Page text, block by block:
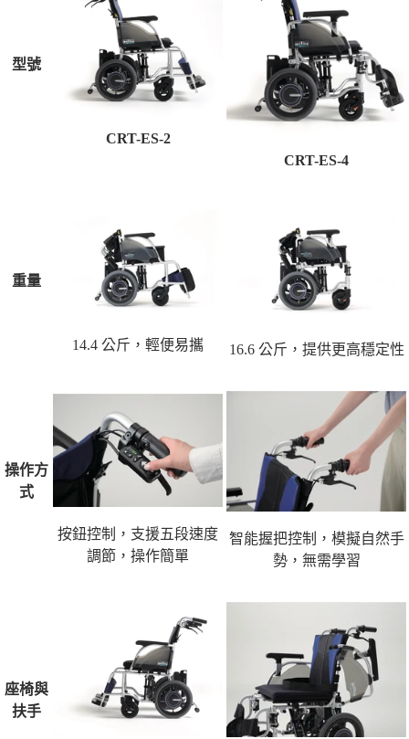
型號
CRT-ES-2
CRT-ES-4
重量
14.4 公斤，輕便易攜 16.6 公斤，提供更高穩定性
操作方
式
按鈕控制，支援五段速度
調節，操作簡單
智能握把控制，模擬自然手
勢，無需學習
座椅與
扶手